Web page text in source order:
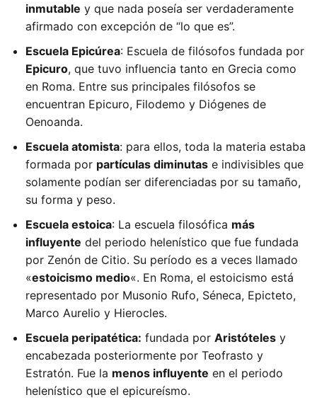
inmutable y que nada poseía ser verdaderamente
afirmado con excepción de “lo que es”.
Escuela Epicúrea: Escuela de filósofos fundada por
Epicuro, que tuvo influencia tanto en Grecia como
en Roma. Entre sus principales filósofos se
encuentran Epicuro, Filodemo y Diógenes de
Oenoanda.
Escuela atomista: para ellos, toda la materia estaba
formada por partículas diminutas e indivisibles que
solamente podían ser diferenciadas por su tamaño,
su forma y peso.
Escuela estoica: La escuela filosófica más
influyente del periodo helenístico que fue fundada
por Zenón de Citio. Su período es a veces llamado
«estoicismo medio«. En Roma, el estoicismo está
representado por Musonio Rufo, Séneca, Epicteto,
Marco Aurelio y Hierocles.
Escuela peripatética: fundada por Aristóteles y
encabezada posteriormente por Teofrasto y
Estratón. Fue la menos influyente en el periodo
helenístico que el epicureísmo.